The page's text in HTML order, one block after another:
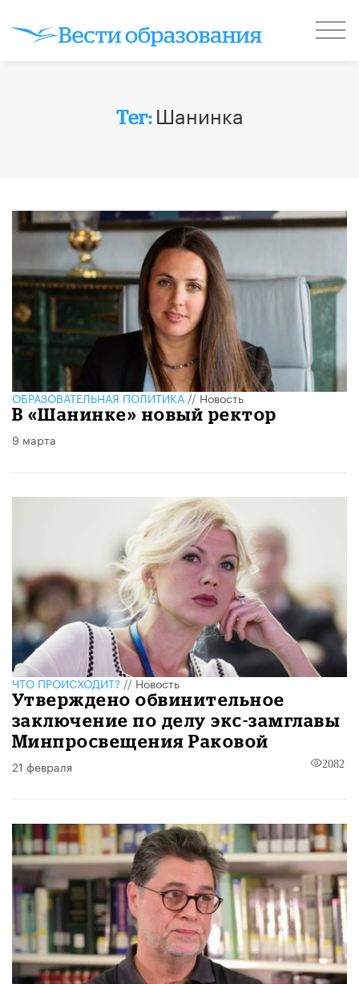
Тег: Шанинка
ОБРАЗОВАТЕЛЬНАЯ ПОЛИТИКА//Новость
В «Шанинке» новый ректор
9 марта
ЧТО ПРОИСХОДИТ?//Новость
Утверждено обвинительное
заключение по делу экс-замглавы
Минпросвещения Раковой
21 февраля 2082